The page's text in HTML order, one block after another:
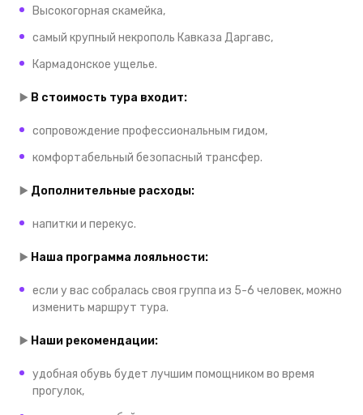
Высокогорная скамейка,
самый крупный некрополь Кавказа Даргавс,
Кармадонское ущелье.
▶️ В стоимость тура входит:
сопровождение профессиональным гидом,
комфортабельный безопасный трансфер.
▶️ Дополнительные расходы:
напитки и перекус.
▶️ Наша программа лояльности:
если у вас собралась своя группа из 5-6 человек, можно
изменить маршрут тура.
▶️ Наши рекомендации:
удобная обувь будет лучшим помощником во время
прогулок,